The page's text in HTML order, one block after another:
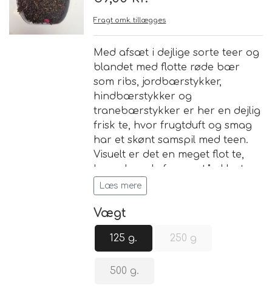
Brand
Te
Løsvægt teer
Sort Te
Grøn Te
Grøn Hvid Te
Hvid Te
Chaplon Te
Kusmi Te
Matcha te og tilbehør
Nyheder
Åbningstider
Fragt omk. tillægges
Med afsæt i dejlige sorte teer og
blandet med flotte røde bær
som ribs, jordbærstykker,
hindbærstykker og
tranebærstykker er her en dejlig
frisk te, hvor frugtduft og smag
har et skønt samspil med teen.
Visuelt er det en meget flot te,
hvor de røde farver står klart
mod den sorte bund.
Læs mere
Vægt
125 g. 250 g
500 g.